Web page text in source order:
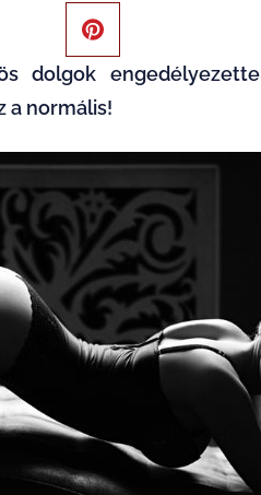
dolgok
a normális!